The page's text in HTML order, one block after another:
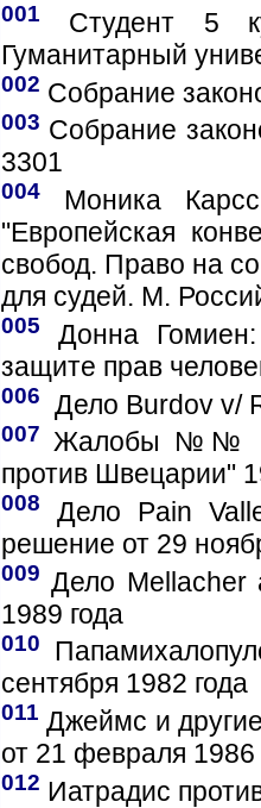
001
Студент 5
Гуманитарный
002 Собрание
003 Собрание
3301
004Моника
"Европейская
свобод. Право на
для судей. М.
005
Донна
защите прав
006 Дело Burdov v/
007 Жалобы №№
против Швецарии"
008
Дело Pain
решение от 29
009 Дело Mellacher
1989 года
010
сентября 1982 года
011 Джеймс и
от 21 февраля 1986
012 Иатрадис